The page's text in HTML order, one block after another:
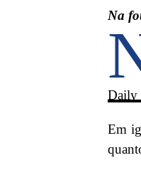
Na
Daily
Em